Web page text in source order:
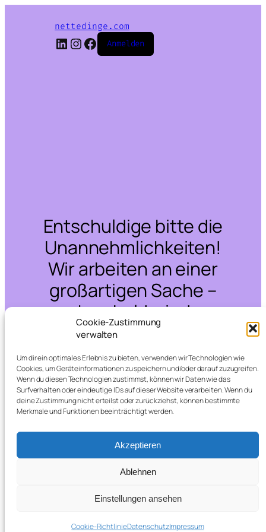
Cookie-Zustimmung
verwalten
Um dir ein optimales Erlebnis zu bieten, verwenden wir Technologien wie
Cookies, um Geräteinformationen zu speichern und/oder darauf zuzugreifen.
Wenn du diesen Technologien zustimmst, können wir Daten wie das
Surfverhalten oder eindeutige IDs auf dieser Website verarbeiten. Wenn du
deine Zustimmung nicht erteilst oder zurückziehst, können bestimmte
Merkmale und Funktionen beeinträchtigt werden.
Akzeptieren
Ablehnen
Einstellungen ansehen
Cookie-RichtlinieDatenschutzImpressum
nettedinge.com
LinkedIn
Instagram
Facebook
Anmelden
Entschuldige bitte die
Unannehmlichkeiten!
Wir arbeiten an einer
großartigen Sache –
schau bald wieder
vorbei!